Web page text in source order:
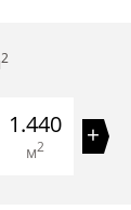
2
1.440
м2 +